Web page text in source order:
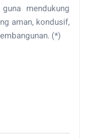
mendukung
aman, kondusif,
(*)